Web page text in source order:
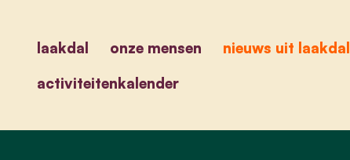
laakdal onze mensen
nieuws uit laakdal
activiteitenkalender